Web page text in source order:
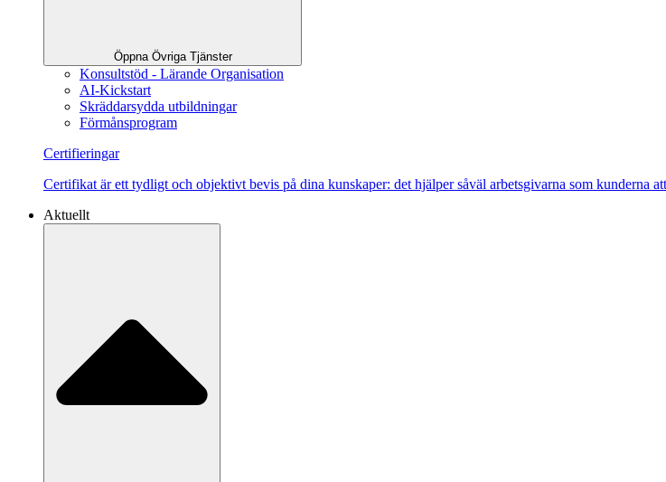
Öppna Övriga Tjänster
Konsultstöd - Lärande Organisation
AI-Kickstart
Skräddarsydda utbildningar
Förmånsprogram
Certifieringar
Certifikat är ett tydligt och objektivt bevis på dina kunskaper: det hjälper såväl arbetsgivarna som kunderna
Aktuellt